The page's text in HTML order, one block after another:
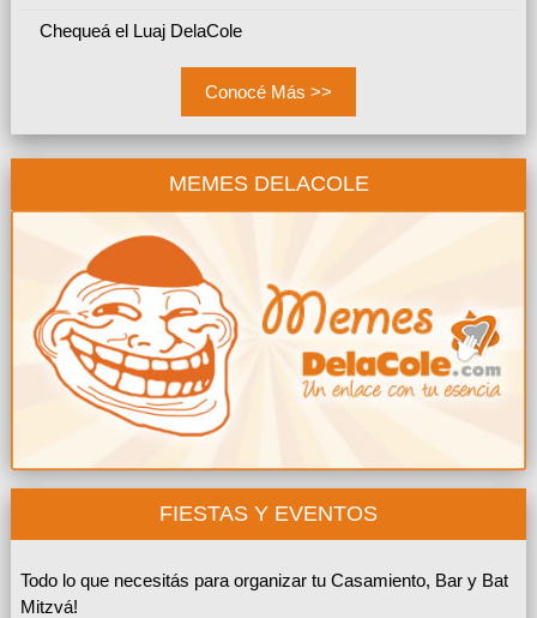
Chequeá el Luaj DelaCole
Conocé Más >>
MEMES DELACOLE
FIESTAS Y EVENTOS
Todo lo que necesitás para organizar tu Casamiento, Bar y Bat
Mitzvá!